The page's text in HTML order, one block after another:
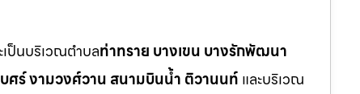
ป็นบริเวณตำบลท่าทราย บางเขน บางรักพัฒนา
ศร์ งามวงศ์วาน สนามบินน้ำ ติวานนท์ และบริเวณ